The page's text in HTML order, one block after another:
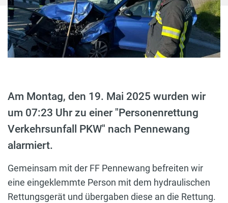
Am Montag, den 19. Mai 2025 wurden wir
um 07:23 Uhr zu einer "Personenrettung
Verkehrsunfall PKW" nach Pennewang
alarmiert.
Gemeinsam mit der FF Pennewang befreiten wir
eine eingeklemmte Person mit dem hydraulischen
Rettungsgerät und übergaben diese an die Rettung.